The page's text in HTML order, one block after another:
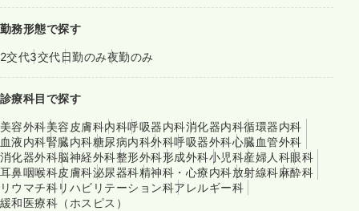
勤務形態で探す
2交代3交代日勤のみ夜勤のみ
診療科目で探す
美容外科美容皮膚科内科呼吸器内科消化器内科循環器内科
血液内科腎臓内科糖尿病内科外科呼吸器外科心臓血管外科
消化器外科脳神経外科整形外科形成外科小児科産婦人科眼科
耳鼻咽喉科皮膚科泌尿器科精神科・心療内科放射線科麻酔科
リウマチ科リハビリテーション科アレルギー科
緩和医療科（ホスピス）